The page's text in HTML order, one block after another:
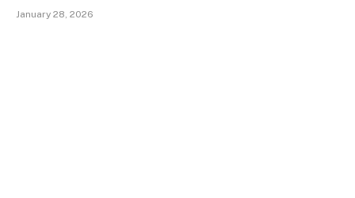
January 28, 2026